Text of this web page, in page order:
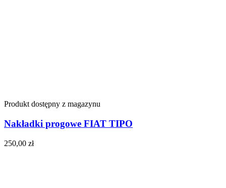
Produkt dostępny z magazynu
Nakładki progowe FIAT TIPO
250,00 zł